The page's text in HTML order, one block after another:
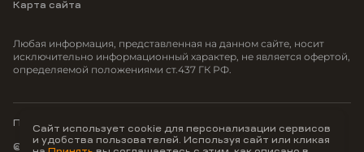
Отражение
Моретта
Вместе
100% оплата
Карта сайта
Любая информация, представленная на данном сайте, носит
исключительно информационный характер, не является офертой,
определяемой положениями ст.437 ГК РФ.
© ООО Неоагентство, ИНН 9703176621,
Политика конфиденциальности
Сайт использует cookie для персонализации сервисов
и удобства пользователей. Используя сайт или кликая